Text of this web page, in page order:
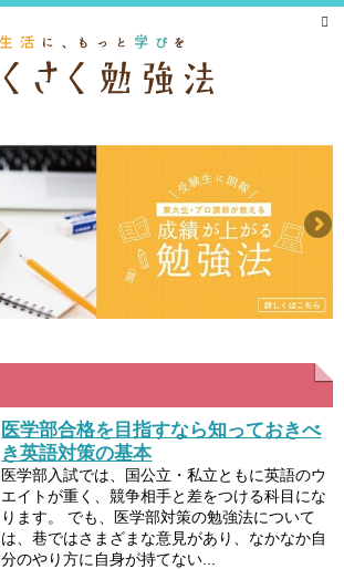
医学部合格を目指すなら知っておきべ
き英語対策の基本
医学部入試では、国公立・私立ともに英語のウ
エイトが重く、競争相手と差をつける科目にな
ります。 でも、医学部対策の勉強法について
は、巷ではさまざまな意見があり、なかなか自
分のやり方に自身が持てない...